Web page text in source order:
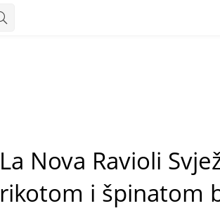
La Nova Ravioli
rikotom i špinatom